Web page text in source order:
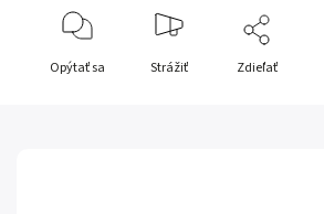
Opýtať sa Strážiť Zdieľať